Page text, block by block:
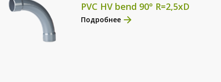
PVC HV bend 90° R=2,5xD
Подробнее